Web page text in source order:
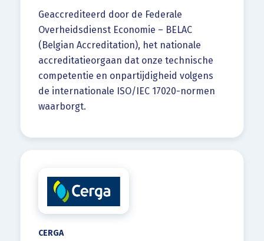
Geaccrediteerd door de Federale
Overheidsdienst Economie – BELAC
(Belgian Accreditation), het nationale
accreditatieorgaan dat onze technische
competentie en onpartijdigheid volgens
de internationale ISO/IEC 17020-normen
waarborgt.
CERGA